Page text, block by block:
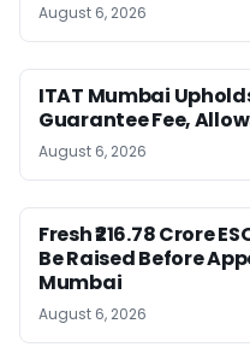
August 6, 2026
ITAT Mumbai
Guarantee Fee,
August 6, 2026
Fresh ₹216.78 Crore
Be Raised Before
Mumbai
August 6, 2026